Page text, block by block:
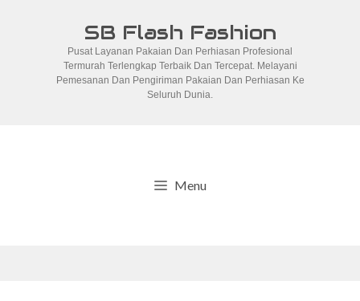
SB Flash Fashion
Pusat Layanan Pakaian Dan Perhiasan Profesional
Termurah Terlengkap Terbaik Dan Tercepat. Melayani
Pemesanan Dan Pengiriman Pakaian Dan Perhiasan Ke
Seluruh Dunia.
Menu